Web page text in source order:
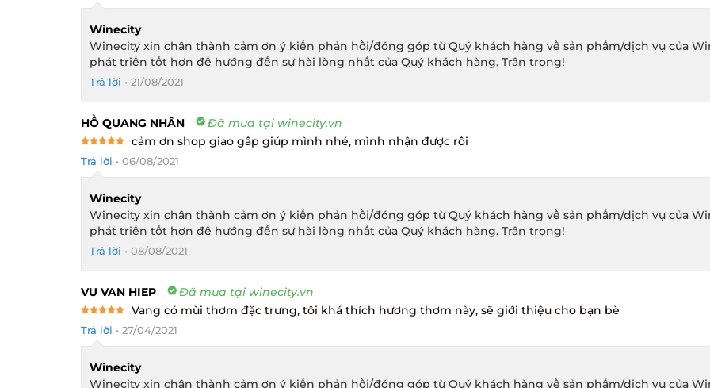
Winecity
Winecity xin chân thành cảm ơn ý kiến phản hồi/đóng góp từ Quý khách hàng về sản phẩm/dịch vụ của
phát triển tốt hơn để hướng đến sự hài lòng nhất của Quý khách hàng. Trân trọng!
Trả lời • 21/08/2021
HỒ QUANG NHÂN Đã mua tại winecity.vn
out of 5
cảm ơn shop giao gấp giúp mình nhé, mình nhận được rồi
Trả lời • 06/08/2021
Winecity
Winecity xin chân thành cảm ơn ý kiến phản hồi/đóng góp từ Quý khách hàng về sản phẩm/dịch vụ của
phát triển tốt hơn để hướng đến sự hài lòng nhất của Quý khách hàng. Trân trọng!
Trả lời • 08/08/2021
VU VAN HIEP Đã mua tại winecity.vn
out of 5
Vang có mùi thơm đặc trưng, tôi khá thích hương thơm này, sẽ giới thiệu cho bạn bè
Trả lời • 27/04/2021
Winecity
Winecity xin chân thành cảm ơn ý kiến phản hồi/đóng góp từ Quý khách hàng về sản phẩm/dịch vụ của